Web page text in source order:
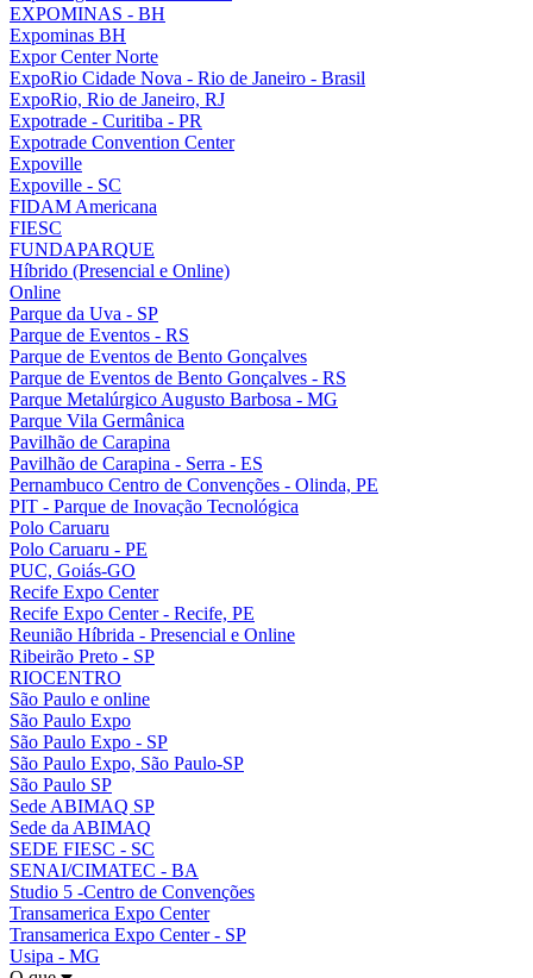
EXPOMINAS - BH
Expominas BH
Expor Center Norte
ExpoRio Cidade Nova - Rio de Janeiro - Brasil
ExpoRio, Rio de Janeiro, RJ
Expotrade - Curitiba - PR
Expotrade Convention Center
Expoville
Expoville - SC
FIDAM Americana
FIESC
FUNDAPARQUE
Híbrido (Presencial e Online)
Online
Parque da Uva - SP
Parque de Eventos - RS
Parque de Eventos de Bento Gonçalves
Parque de Eventos de Bento Gonçalves - RS
Parque Metalúrgico Augusto Barbosa - MG
Parque Vila Germânica
Pavilhão de Carapina
Pavilhão de Carapina - Serra - ES
Pernambuco Centro de Convenções - Olinda, PE
PIT - Parque de Inovação Tecnológica
Polo Caruaru
Polo Caruaru - PE
PUC, Goiás-GO
Recife Expo Center
Recife Expo Center - Recife, PE
Reunião Híbrida - Presencial e Online
Ribeirão Preto - SP
RIOCENTRO
São Paulo e online
São Paulo Expo
São Paulo Expo - SP
São Paulo Expo, São Paulo-SP
São Paulo SP
Sede ABIMAQ SP
Sede da ABIMAQ
SEDE FIESC - SC
SENAI/CIMATEC - BA
Studio 5 -Centro de Convenções
Transamerica Expo Center
Transamerica Expo Center - SP
Usipa - MG